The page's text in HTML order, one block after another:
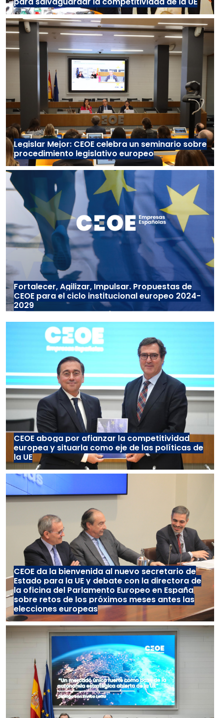
Legislar Mejor: CEOE celebra un seminario sobre
procedimiento legislativo europeo
Fortalecer, Agilizar, Impulsar. Propuestas de
CEOE para el ciclo institucional europeo 2024-
2029
CEOE aboga por afianzar la competitividad
europea y situarla como eje de las políticas de
la UE
CEOE da la bienvenida al nuevo secretario de
Estado para la UE y debate con la directora de
la oficina del Parlamento Europeo en España
sobre retos de los próximos meses antes las
elecciones europeas